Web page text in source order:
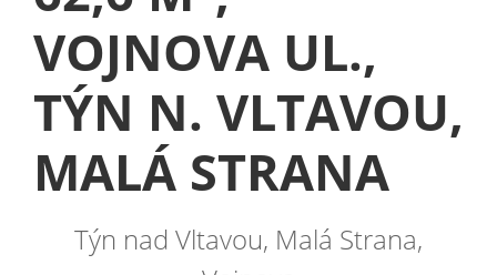
VOJNOVA UL.,
TÝN N. VLTAVOU,
MALÁ STRANA
Týn nad Vltavou, Malá Strana,